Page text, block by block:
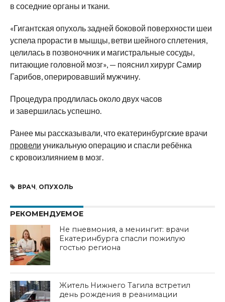
в соседние органы и ткани.
«Гигантская опухоль задней боковой поверхности шеи
успела прорасти в мышцы, ветви шейного сплетения,
целилась в позвоночник и магистральные сосуды,
питающие головной мозг», — пояснил хирург Самир
Гарибов, оперировавший мужчину.
Процедура продлилась около двух часов
и завершилась успешно.
Ранее мы рассказывали, что екатеринбургские врачи
провели уникальную операцию и спасли ребёнка
с кровоизлиянием в мозг.
ВРАЧ, ОПУХОЛЬ
РЕКОМЕНДУЕМОЕ
Не пневмония, а менингит: врачи
Екатеринбурга спасли пожилую
гостью региона
Житель Нижнего Тагила встретил
день рождения в реанимации